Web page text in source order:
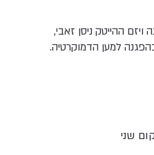
ההייטק ניסן זאבי,
למען הדמוקרטיה.
שני